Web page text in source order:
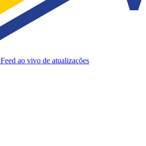
Feed ao vivo de atualizações